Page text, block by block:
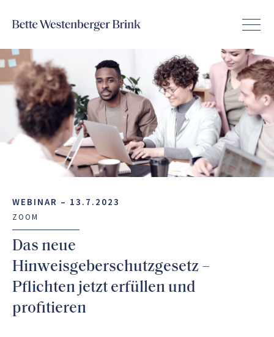
WEBINAR – 13.7.2023
ZOOM
Das neue
Hinweisgeberschutzgesetz –
Pflichten jetzt erfüllen und
profitieren